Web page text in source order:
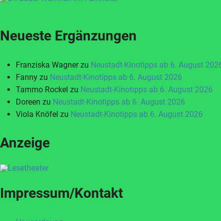
Neueste Ergänzungen
Franziska Wagnerzu Neustadt-Kinotipps ab 6. August
Fanny zu Neustadt-Kinotipps ab 6. August 2026
Tammo Rockel zu Neustadt-Kinotipps ab 6. August 2026
Doreen zu Neustadt-Kinotipps ab 6. August 2026
Viola Knöfel zu Neustadt-Kinotipps ab 6. August 2026
Anzeige
Impressum/Kontakt